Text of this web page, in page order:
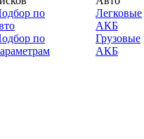
по
по
Легковые
АКБ
Грузовые
АКБ